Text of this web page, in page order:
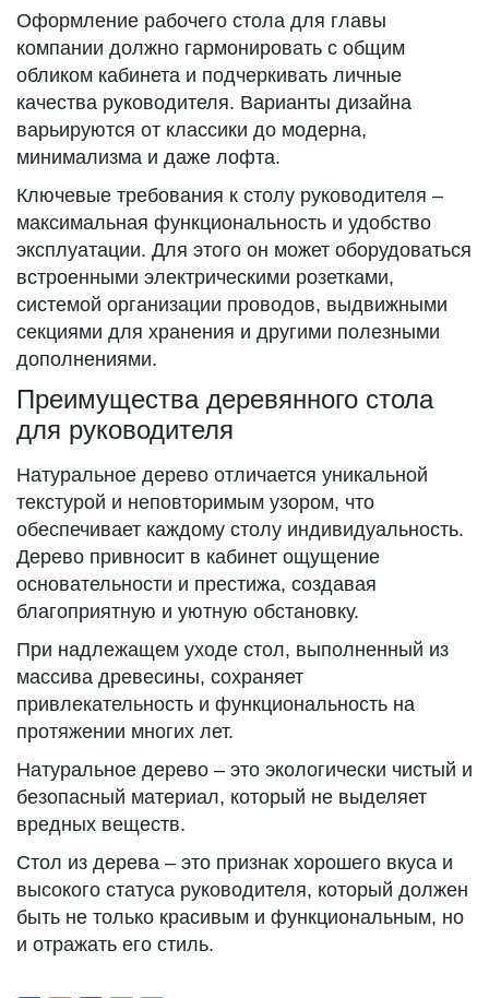
Оформление рабочего стола для главы
компании должно гармонировать с общим
обликом кабинета и подчеркивать личные
качества руководителя. Варианты дизайна
варьируются от классики до модерна,
минимализма и даже лофта.
Ключевые требования к столу руководителя –
максимальная функциональность и удобство
эксплуатации. Для этого он может оборудоваться
встроенными электрическими розетками,
системой организации проводов, выдвижными
секциями для хранения и другими полезными
дополнениями.
Преимущества деревянного стола
для руководителя
Натуральное дерево отличается уникальной
текстурой и неповторимым узором, что
обеспечивает каждому столу индивидуальность.
Дерево привносит в кабинет ощущение
основательности и престижа, создавая
благоприятную и уютную обстановку.
При надлежащем уходе стол, выполненный из
массива древесины, сохраняет
привлекательность и функциональность на
протяжении многих лет.
Натуральное дерево – это экологически чистый и
безопасный материал, который не выделяет
вредных веществ.
Стол из дерева – это признак хорошего вкуса и
высокого статуса руководителя, который должен
быть не только красивым и функциональным, но
и отражать его стиль.